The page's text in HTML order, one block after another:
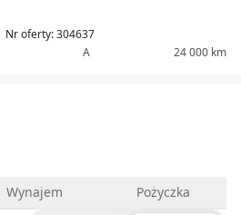
A 24 000 km
Nr oferty: 304637
Wynajem
Pożyczka